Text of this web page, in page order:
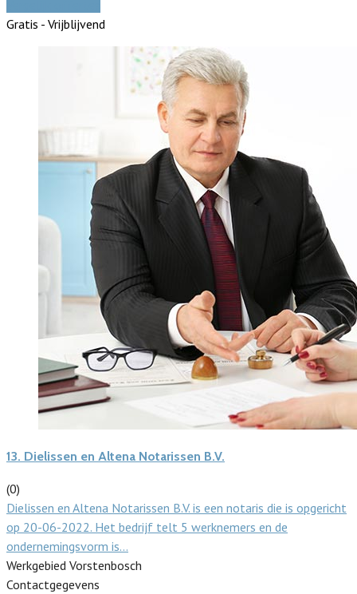
Gratis - Vrijblijvend
13. Dielissen en Altena Notarissen B.V.
(0)
Dielissen en Altena Notarissen B.V. is een notaris die is opgericht
op 20-06-2022. Het bedrijf telt 5 werknemers en de
ondernemingsvorm is…
Werkgebied Vorstenbosch
Contactgegevens